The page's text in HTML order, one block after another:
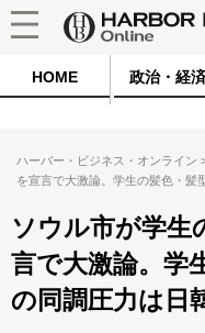
HOME 政治・経済
ハーバー・ビジネス・オンライン
を宣言で大激論。学生の髪色・髪
ソウル市が学生
言で大激論。学
の同調圧力は日